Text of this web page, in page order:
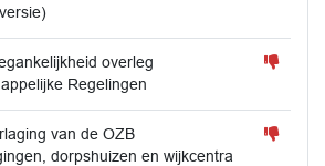
overleg
Regelingen
van de OZB
dorpshuizen en wijkcentra